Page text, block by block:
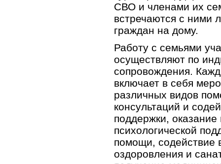
СВО и членами их
встречаются с ними
граждан на дому.
Работу с семьями
осуществляют по
сопровождения.
включает в себя
различных видов
консультаций и
поддержки,
психологической
помощи, содействие
оздоровления и